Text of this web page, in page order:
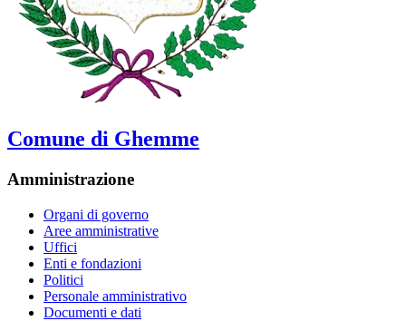
Comune di Ghemme
Amministrazione
Organi di governo
Aree amministrative
Uffici
Enti e fondazioni
Politici
Personale amministrativo
Documenti e dati